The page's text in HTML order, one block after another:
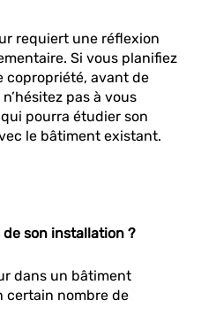
requiert une réflexion
Si vous planifiez
copropriété, avant de
pas à vous
pourra étudier son
le bâtiment existant.
son installation ?
dans un bâtiment
certain nombre de